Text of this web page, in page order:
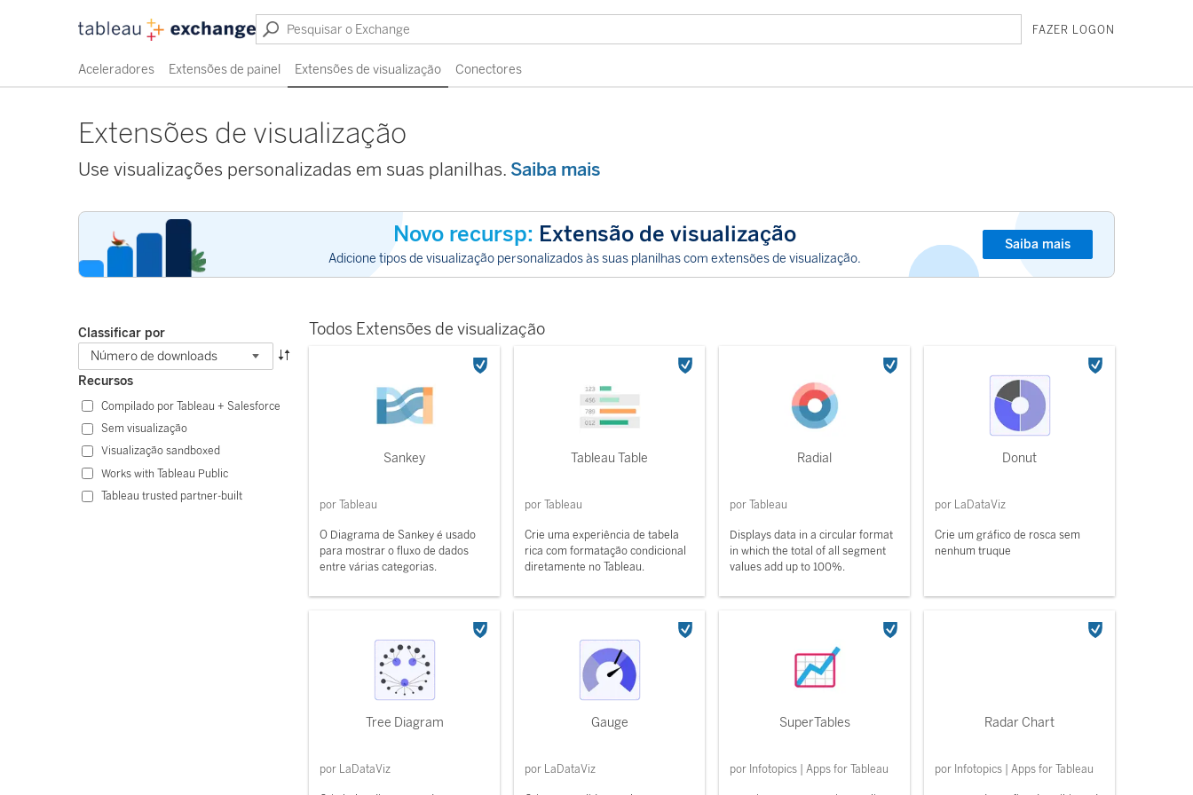
FAZER LOGON
Aceleradores Extensões de painel Extensões de visualização Conectores
Extensões de visualização
Use visualizações personalizadas em suas planilhas. Saiba mais
Novo recursp: Extensão de visualização
Adicione tipos de visualização personalizados às suas planilhas com extensões de visualização.
Saiba mais
Classificar por
Número de downloads
Recursos
Compilado por Tableau + Salesforce
Sem visualização
Visualização sandboxed
Works with Tableau Public
Tableau trusted partner-built
Todos Extensões de visualização
Sankey
por Tableau
O Diagrama de Sankey é usado
para mostrar o fluxo de dados
entre várias categorias.
Tableau Table
por Tableau
Crie uma experiência de tabela
rica com formatação condicional
diretamente no Tableau.
Radial
por Tableau
Displays data in a circular format
in which the total of all segment
values add up to 100%.
Donut
por LaDataViz
Crie um gráfico de rosca sem
nenhum truque
Tree Diagram
por LaDataViz
Gauge
por LaDataViz
SuperTables
por Infotopics | Apps for Tableau
Radar Chart
por Infotopics | Apps for Tableau